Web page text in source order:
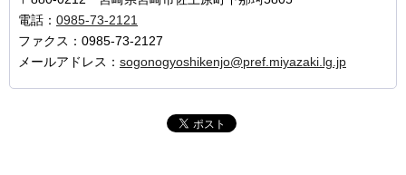
電話： 0985-73-2121
ファクス：0985-73-2127
メールアドレス： sogonogyoshikenjo@pref.miyazaki.lg.jp